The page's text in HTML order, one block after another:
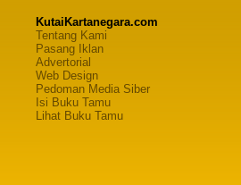
KutaiKartanegara.com
Tentang Kami
Pasang Iklan
Advertorial
Web Design
Pedoman Media Siber
Isi Buku Tamu
Lihat Buku Tamu